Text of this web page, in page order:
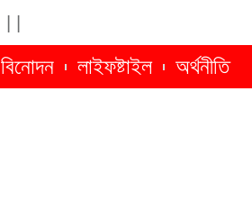
বিনোদন লাইফষ্টাইল অর্থনীতি